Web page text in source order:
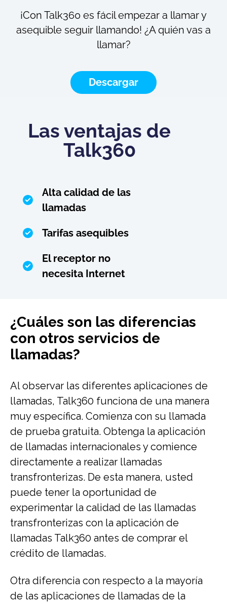
¡Con Talk360 es fácil empezar a llamar y
asequible seguir llamando! ¿A quién vas a
llamar?
Descargar
Las ventajas de
Talk360
Alta calidad de las
llamadas
Tarifas asequibles
El receptor no
necesita Internet
¿Cuáles son las diferencias
con otros servicios de
llamadas?
Al observar las diferentes aplicaciones de
llamadas, Talk360 funciona de una manera
muy específica. Comienza con su llamada
de prueba gratuita. Obtenga la aplicación
de llamadas internacionales y comience
directamente a realizar llamadas
transfronterizas. De esta manera, usted
puede tener la oportunidad de
experimentar la calidad de las llamadas
transfronterizas con la aplicación de
llamadas Talk360 antes de comprar el
crédito de llamadas.
Otra diferencia con respecto a la mayoría
de las aplicaciones de llamadas de la